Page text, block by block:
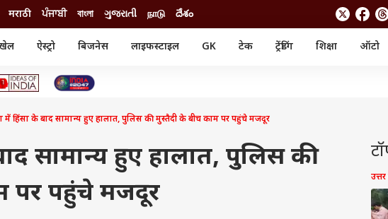
मराठी ਪੰਜਾਬੀ বাংলা ગુજરાતી நாடு దేశం
ऐस्ट्रो बिजनेस लाइफस्टाइल GK टेक ट्रेंडिंग शिक्षा ऑटो
सिनेमा
आईपीओ
मोबाइल
गैजेट
रिजल्ट
नौकरी
वेब स्टोरीज
यूटिलिटी न्यूज़
वीडियो
में हिंसा के बाद सामान्य हुए हालात, पुलिस की मुस्तैदी के बीच काम पर पहुंचे मजदूर
सामान्य हुए हालात, पुलिस की
पर पहुंचे मजदूर